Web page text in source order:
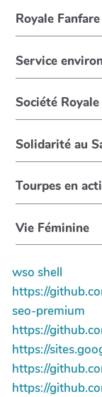
Royale
Service
Société
Solidarité au
Tourpes en
Vie Féminine
wso shell
https://
seo-premium
https://
https://
https://
https://